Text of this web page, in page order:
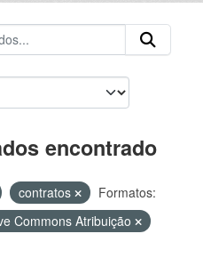
encontrado
contratos
Formatos:
Commons Atribuição